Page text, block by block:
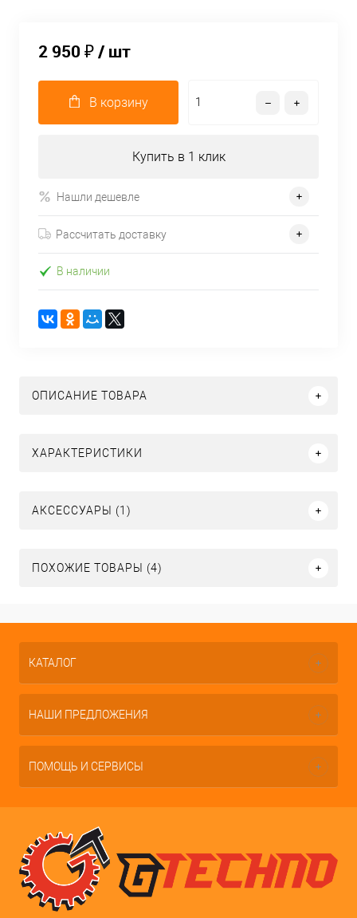
2 950 ₽/ шт
В корзину
Купить в 1 клик
Нашли дешевле
Рассчитать доставку
В наличии
ОПИСАНИЕ ТОВАРА
ХАРАКТЕРИСТИКИ
АКСЕССУАРЫ (1)
ПОХОЖИЕ ТОВАРЫ (4)
КАТАЛОГ
НАШИ ПРЕДЛОЖЕНИЯ
ПОМОЩЬ И СЕРВИСЫ